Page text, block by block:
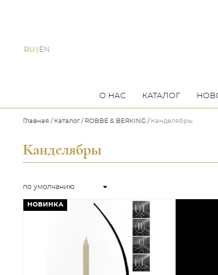
RU EN
О НАС КАТАЛОГ
Главная Каталог ROBBE & BERKING Канделябры
Канделябры
НОВИНКА